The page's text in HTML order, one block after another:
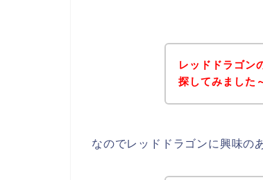
レッドドラゴン
探してみました
なのでレッドドラゴンに興味の